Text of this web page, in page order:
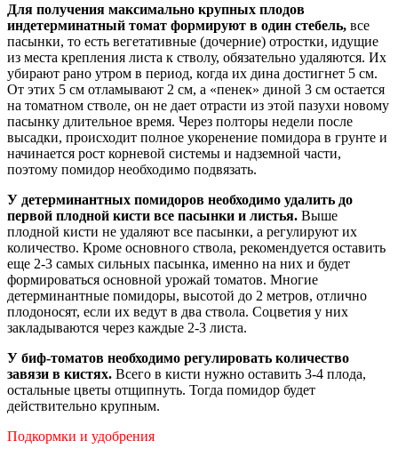
Для получения максимально крупных плодов
индетерминатный томат формируют в один стебель, все
пасынки, то есть вегетативные (дочерние) отростки, идущие
из места крепления листа к стволу, обязательно удаляются. Их
убирают рано утром в период, когда их дина достигнет 5 см.
От этих 5 см отламывают 2 см, а «пенек» диной 3 см остается
на томатном стволе, он не дает отрасти из этой пазухи новому
пасынку длительное время. Через полторы недели после
высадки, происходит полное укоренение помидора в грунте и
начинается рост корневой системы и надземной части,
поэтому помидор необходимо подвязать.
У детерминантных помидоров необходимо удалить до
первой плодной кисти все пасынки и листья. Выше
плодной кисти не удаляют все пасынки, а регулируют их
количество. Кроме основного ствола, рекомендуется оставить
еще 2-3 самых сильных пасынка, именно на них и будет
формироваться основной урожай томатов. Многие
детерминантные помидоры, высотой до 2 метров, отлично
плодоносят, если их ведут в два ствола. Соцветия у них
закладываются через каждые 2-3 листа.
У биф-томатов необходимо регулировать количество
завязи в кистях. Всего в кисти нужно оставить 3-4 плода,
остальные цветы отщипнуть. Тогда помидор будет
действительно крупным.
Подкормки и удобрения